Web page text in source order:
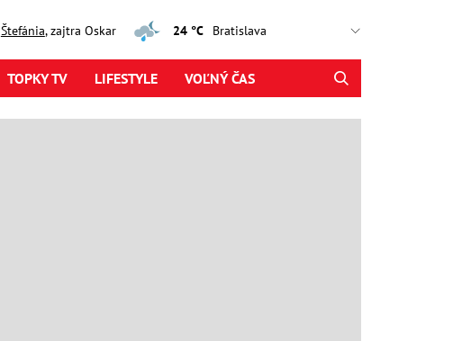
Štefánia, zajtra Oskar 24 °C
TOPKY TV LIFESTYLE VOĽNÝ ČAS